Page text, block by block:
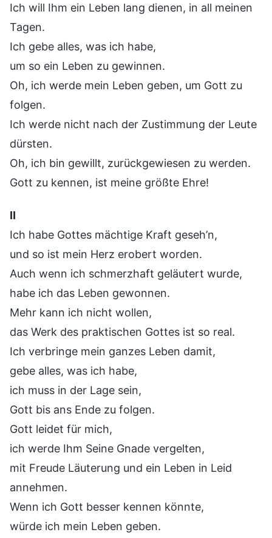
Ich will Ihm ein Leben lang dienen, in all meinen
Tagen.
Ich gebe alles, was ich habe,
um so ein Leben zu gewinnen.
Oh, ich werde mein Leben geben, um Gott zu
folgen.
Ich werde nicht nach der Zustimmung der Leute
dürsten.
Oh, ich bin gewillt, zurückgewiesen zu werden.
Gott zu kennen, ist meine größte Ehre!
Ⅱ
Ich habe Gottes mächtige Kraft geseh’n,
und so ist mein Herz erobert worden.
Auch wenn ich schmerzhaft geläutert wurde,
habe ich das Leben gewonnen.
Mehr kann ich nicht wollen,
das Werk des praktischen Gottes ist so real.
Ich verbringe mein ganzes Leben damit,
gebe alles, was ich habe,
ich muss in der Lage sein,
Gott bis ans Ende zu folgen.
Gott leidet für mich,
ich werde Ihm Seine Gnade vergelten,
mit Freude Läuterung und ein Leben in Leid
annehmen.
Wenn ich Gott besser kennen könnte,
würde ich mein Leben geben.